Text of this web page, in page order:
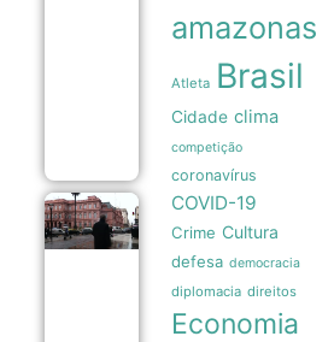
forçam
Milei sobre
venda de
terras a
estrangeiros
06/08
Pressão
popular
memória
das
Malvinas
forçam
amazonas
Atleta Brasil
Cidade clima
competição
coronavírus
COVID-19
Crime Cultura
defesa democracia
diplomacia direitos
Economia